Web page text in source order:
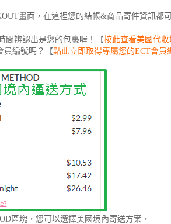
畫面，在這裡您的結帳&商品寄件資訊都
間辨認出是您的包裹喔！【按此查看美國代
員編號嗎？【點此立即取得專屬您的ECT會員
區塊，您可以選擇美國境內寄送方案，